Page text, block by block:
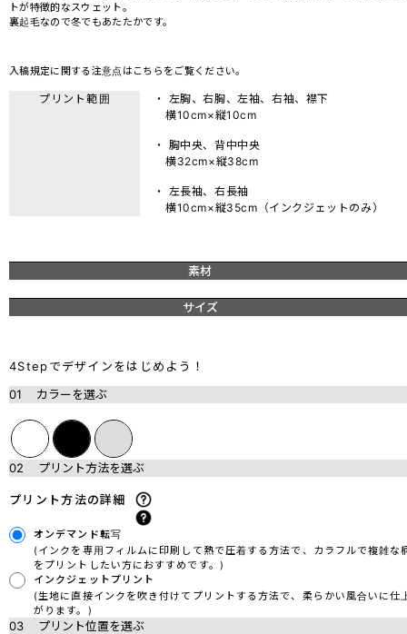
トが特徴的なスウェット。
裏起毛なので冬でもあたたかです。
入稿規定に関する注意点は こちら をご覧ください。
プリント範囲
・ 左胸、右胸、左袖、右袖、襟下
横10cm×縦10cm
・ 胸中央、背中中央
横32cm×縦38cm
・ 左長袖、右長袖
横10cm×縦35cm（インクジェットのみ）
素材
サイズ
4Stepでデザインをはじめよう！
01
カラーを選ぶ
02 プリント方法を選ぶ
プリント方法の詳細
オンデマンド転写
(インクを専用フィルムに印刷して熱で圧着する方法で、カラフルで複雑な
をプリントしたい方におすすめです。)
インクジェットプリント
(生地に直接インクを吹き付けてプリントする方法で、柔らかい風合いに仕
がります。)
03 プリント位置を選ぶ